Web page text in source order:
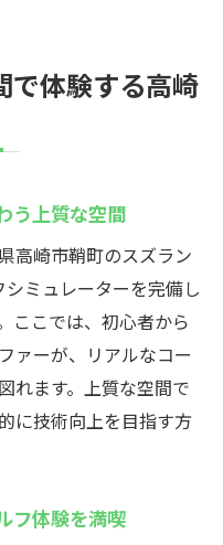
で体験する高崎
う上質な空間
高崎市鞘町のスズラン
ミュレーターを完備し
ここでは、初心者から
ァーが、リアルなコー
れます。上質な空間で
に技術向上を目指す方
フ体験を満喫